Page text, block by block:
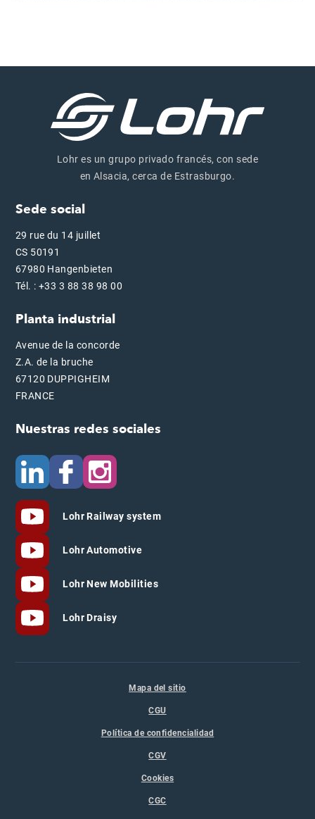
Lohr es un grupo privado francés, con sede
en Alsacia, cerca de Estrasburgo.
Sede social
29 rue du 14 juillet
CS 50191
67980 Hangenbieten
Tél. : +33 3 88 38 98 00
Planta industrial
Avenue de la concorde
Z.A. de la bruche
67120 DUPPIGHEIM
FRANCE
Nuestras redes sociales
Lohr Railway system
Lohr Automotive
Lohr New Mobilities
Lohr Draisy
Mapa del sitio
CGU
Política de confidencialidad
CGV
Cookies
CGC